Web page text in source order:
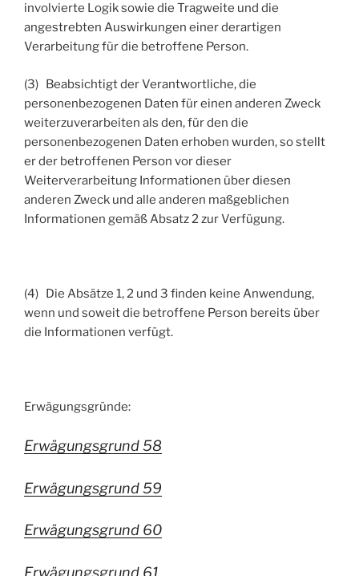
involvierte Logik sowie die Tragweite und die
angestrebten Auswirkungen einer derartigen
Verarbeitung für die betroffene Person.
(3) Beabsichtigt der Verantwortliche, die
personenbezogenen Daten für einen anderen Zweck
weiterzuverarbeiten als den, für den die
personenbezogenen Daten erhoben wurden, so stellt
er der betroffenen Person vor dieser
Weiterverarbeitung Informationen über diesen
anderen Zweck und alle anderen maßgeblichen
Informationen gemäß Absatz 2 zur Verfügung.
(4) Die Absätze 1, 2 und 3 finden keine Anwendung,
wenn und soweit die betroffene Person bereits über
die Informationen verfügt.
Erwägungsgründe:
Erwägungsgrund 58
Erwägungsgrund 59
Erwägungsgrund 60
Erwägungsgrund 61